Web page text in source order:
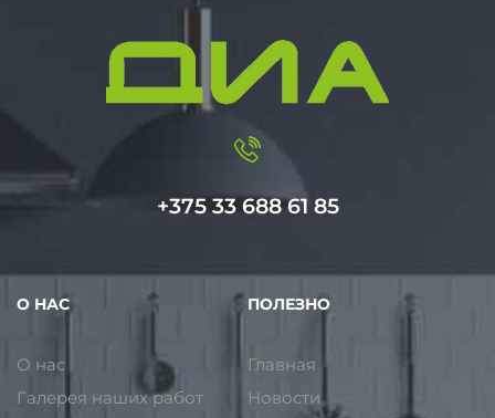
+375 33 688 61 85
О НАС
О нас
Галерея наших работ
ПОЛЕЗНО
Главная
Новости